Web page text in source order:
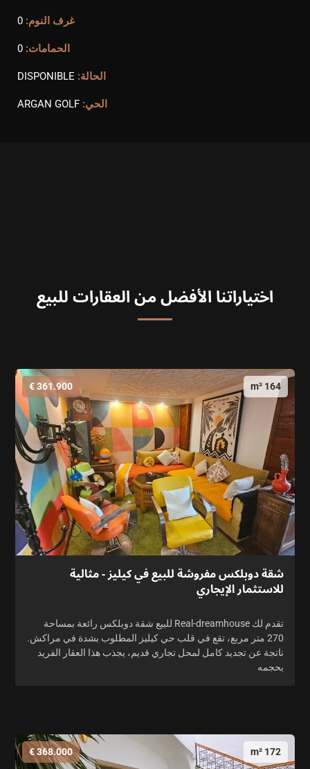
غرف النوم: 0
الحمامات: 0
الحالة: DISPONIBLE
الحي: ARGAN GOLF
اختياراتنا الأفضل من العقارات للبيع
164 m²
361.900 €
شقة دوبلكس مفروشة للبيع في كيليز - مثالية
للاستثمار الإيجاري
تقدم لك Real-dreamhouse للبيع شقة دوبلكس رائعة بمساحة
270 متر مربع، تقع في قلب حي كيليز المطلوب بشدة في مراكش.
ناتجة عن تجديد كامل لمحل تجاري قديم، يجذب هذا العقار الفريد
بحجمه
172 m²
368.000 €